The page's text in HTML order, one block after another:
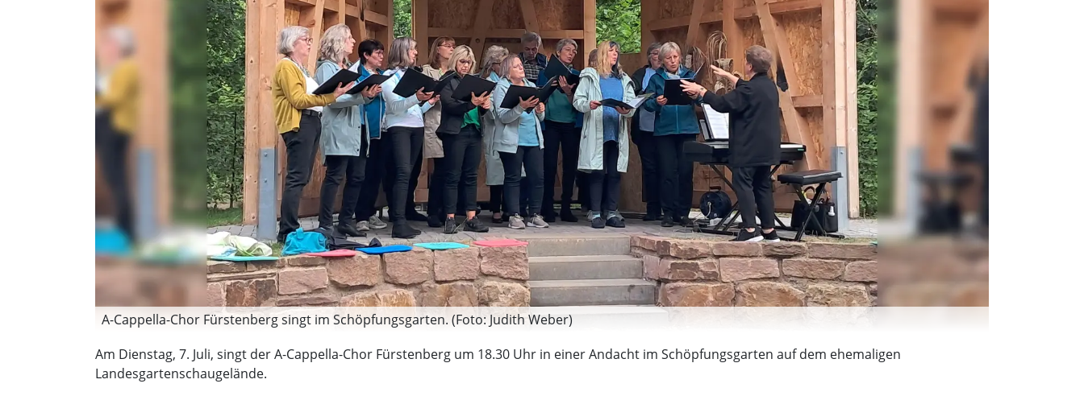
A-Cappella-Chor Fürstenberg singt im Schöpfungsgarten. (Foto: Judith Weber)
Am Dienstag, 7. Juli, singt der A-Cappella-Chor Fürstenberg um 18.30 Uhr in einer Andacht im Schöpfungsgarten auf dem ehemaligen
Landesgartenschaugelände.